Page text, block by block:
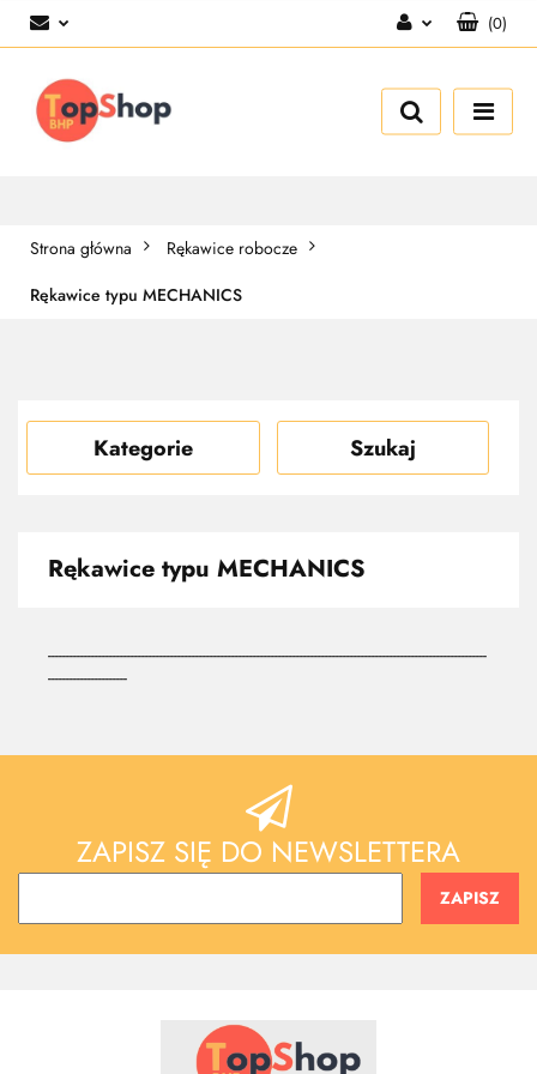
Zarejestruj się
(0)
Strona główna
Rękawice robocze
Rękawice typu MECHANICS
Kategorie Szukaj
Rękawice typu MECHANICS
--------------------------------------------------------------------------------------------------------------------------
----------------------
ZAPISZ SIĘ DO NEWSLETTERA